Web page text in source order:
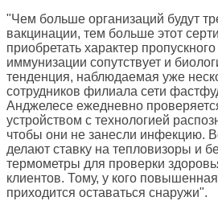
"Чем больше организаций будут
вакцинации, тем больше этот
приобретать характер
иммунизации сопутствует и
тенденция, наблюдаемая уже
сотрудников филиала сети
Анджелесе ежедневно
устройством с технологией
чтобы они не занесли инфекцию.
делают ставку на тепловизоры и
термометры для проверки
клиентов. Тому, у кого
приходится оставаться снаружи".